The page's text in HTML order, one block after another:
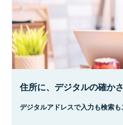
住所に、デジタルの確かさ
デジタルアドレスで入力も検索も